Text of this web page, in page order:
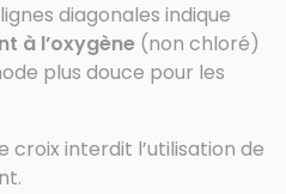
diagonales indique
à l’oxygène (non chloré)
plus douce pour les
croix interdit l’utilisation de